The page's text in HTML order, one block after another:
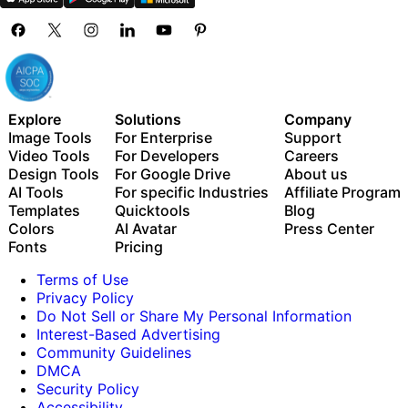
100 GB of cloud storage
New features:
15+ creative AI agents that plan, execute, and deliver
— across video, brand, localization, and more
Auto-generate content from your terminal or agent
with the Picsart CLI
Use Picsart inside Claude Code, Cursor, and ChatGPT
via MCP
Explore
Image Tools
Video Tools
Design Tools
AI Tools
Templates
Colors
Fonts
Solutions
For Enterprise
For Developers
For Google Drive
For specific Industries
Quicktools
AI Avatar
Pricing
Company
Support
Careers
About us
Affiliate Program
Blog
Press Center
Terms of Use
Privacy Policy
Do Not Sell or Share My Personal Information
Interest-Based Advertising
Community Guidelines
DMCA
Security Policy